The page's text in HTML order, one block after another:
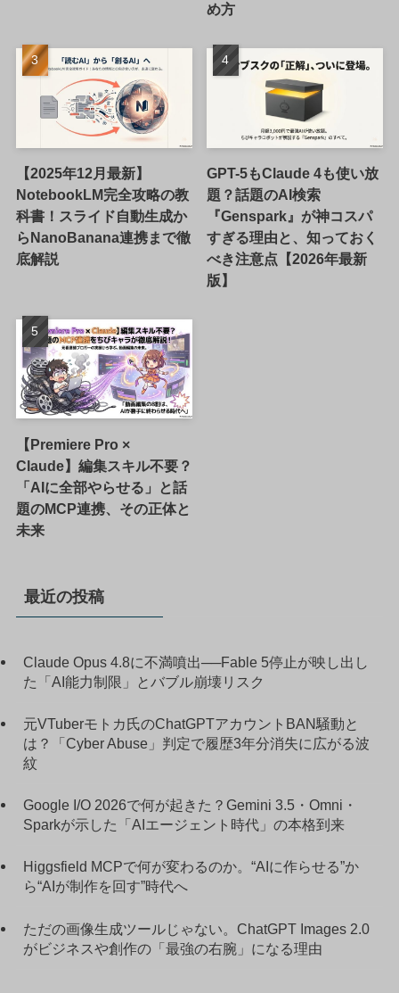
め方
【2025年12月最新】
NotebookLM完全攻略の教
科書！スライド自動生成か
らNanoBanana連携まで徹
底解説
GPT-5もClaude 4も使い放
題？話題のAI検索
『Genspark』が神コスパ
すぎる理由と、知っておく
べき注意点【2026年最新
版】
【Premiere Pro ×
Claude】編集スキル不要？
「AIに全部やらせる」と話
題のMCP連携、その正体と
未来
最近の投稿
Claude Opus 4.8に不満噴出──Fable 5停止が映し出し
た「AI能力制限」とバブル崩壊リスク
元VTuberモトカ氏のChatGPTアカウントBAN騒動と
は？「Cyber Abuse」判定で履歴3年分消失に広がる波
紋
Google I/O 2026で何が起きた？Gemini 3.5・Omni・
Sparkが示した「AIエージェント時代」の本格到来
Higgsfield MCPで何が変わるのか。“AIに作らせる”か
ら“AIが制作を回す”時代へ
ただの画像生成ツールじゃない。ChatGPT Images 2.0
がビジネスや創作の「最強の右腕」になる理由